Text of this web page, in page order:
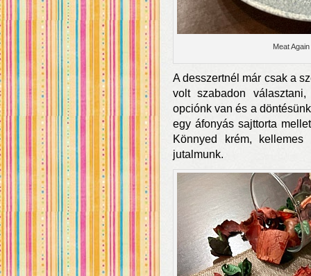
Meat
A desszertnél már csak a
volt szabadon
opciónk van és a
egy áfonyás sajttorta
Könnyed krém,
jutalmunk.